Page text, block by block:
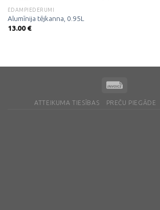
ĒDAMPIEDERUMI
Alumīnija tējkanna, 0.95L
13.00€
ATTEIKUMA TIESĪBAS PREČU PIEGĀDE